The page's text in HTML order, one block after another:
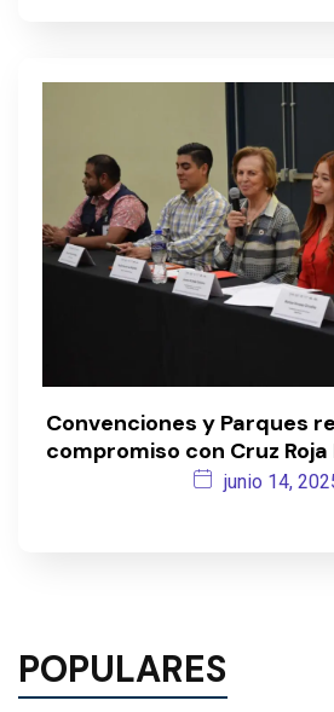
Convenciones y Parques
compromiso con Cruz
junio 14,
POPULARES